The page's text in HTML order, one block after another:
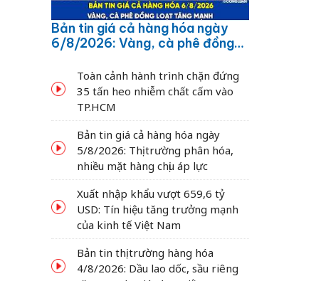
Bản tin giá cả hàng hóa ngày
6/8/2026: Vàng, cà phê đồng
Toàn cảnh hành trình chặn đứng
35 tấn heo nhiễm chất cấm vào
TP.HCM
Bản tin giá cả hàng hóa ngày
5/8/2026: Thị trường phân hóa,
nhiều mặt hàng chịu áp lực
Xuất nhập khẩu vượt 659,6 tỷ
USD: Tín hiệu tăng trưởng mạnh
của kinh tế Việt Nam
Bản tin thị trường hàng hóa
4/8/2026: Dầu lao dốc, sầu riêng